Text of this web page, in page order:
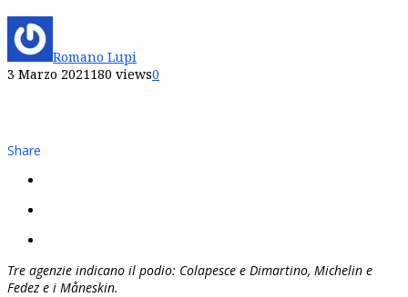
Romano Lupi
3 Marzo 2021180 views0
Share
Tre agenzie indicano il podio: Colapesce e Dimartino, Michelin e
Fedez e i Måneskin.